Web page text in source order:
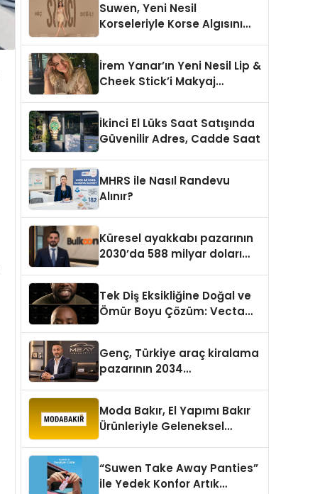
Suwen, Yeni Nesil
Korseleriyle Korse Algısını
İrem Yanar’ın Yeni Nesil Lip &
Cheek Stick’i Makyaj
İkinci El Lüks Saat Satışında
Güvenilir Adres, Cadde Saat
MHRS ile Nasıl Randevu
Alınır?
Küresel ayakkabı pazarının
2030’da 588 milyar doları
Tek Diş Eksikliğine Doğal ve
Ömür Boyu Çözüm: Vecta
Genç, Türkiye araç kiralama
pazarının 2034
Moda Bakır, El Yapımı Bakır
Ürünleriyle Geleneksel
“Suwen Take Away Panties”
ile Yedek Konfor Artık